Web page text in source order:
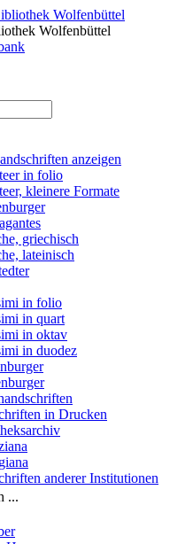
Wolfenbüttel
anzeigen
in folio
kleinere Formate
griechisch
lateinisch
in folio
in quart
in oktav
in duodez
in Drucken
anderer Institutionen
...